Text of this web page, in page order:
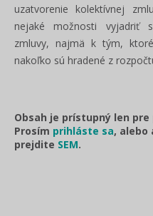
uzatvorenie kolektívnej
nejaké možnosti vyjadriť
zmluvy, najmä k tým,
nakoľko sú hradené z
Obsah je prístupný len
Prosím prihláste sa, alebo
prejdite SEM.